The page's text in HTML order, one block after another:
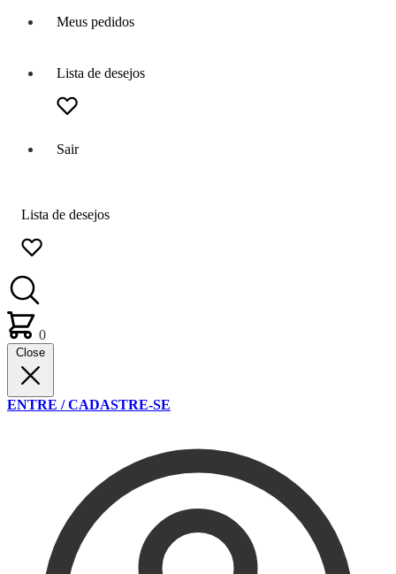
Meus pedidos
Lista de desejos
Sair
Lista de desejos
0
Close
ENTRE / CADASTRE-SE